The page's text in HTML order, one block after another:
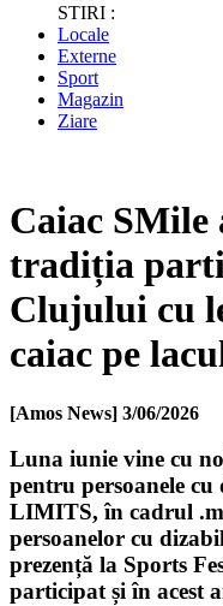
STIRI :
Locale
Externe
Sport
Magazin
Ziare
Caiac SMile
tradiția
Clujului cu
caiac pe
[Amos News] 3/06/2026
Luna iunie vine cu
pentru persoanele
LIMITS, în cadrul
persoanelor cu
prezență la Sports
participat și în acest